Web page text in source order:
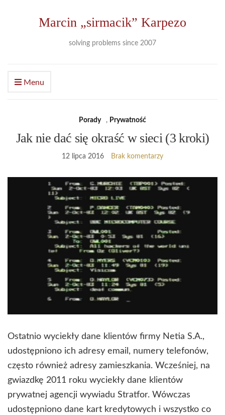
Marcin „sirmacik” Karpezo
solving problems since 2007
Menu
Porady , Prywatność
Jak nie dać się okraść w sieci (3 kroki)
12 lipca 2016 Brak komentarzy
Ostatnio wyciekły dane klientów firmy Netia S.A.,
udostępniono ich adresy email, numery telefonów,
często również adresy zamieszkania. Wcześniej, na
gwiazdkę 2011 roku wyciekły dane klientów
prywatnej agencji wywiadu Stratfor. Wówczas
udostępniono dane kart kredytowych i wszystko co